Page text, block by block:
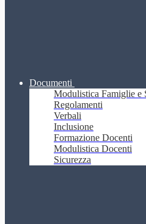
Documenti
Modulistica Famiglie e
Regolamenti
Verbali
Inclusione
Formazione Docenti
Modulistica Docenti
Sicurezza